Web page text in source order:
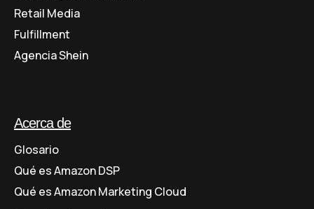
Retail Media
Fulfillment
Agencia Shein
Acerca de
Glosario
Qué es Amazon DSP
Qué es Amazon Marketing Cloud